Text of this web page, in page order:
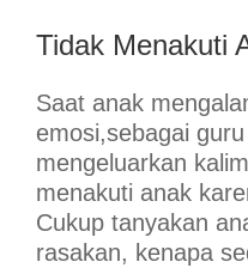
Tidak Menakuti
Saat anak
emosi,sebagai
mengeluarkan
menakuti anak
Cukup tanyakan
rasakan, kenapa